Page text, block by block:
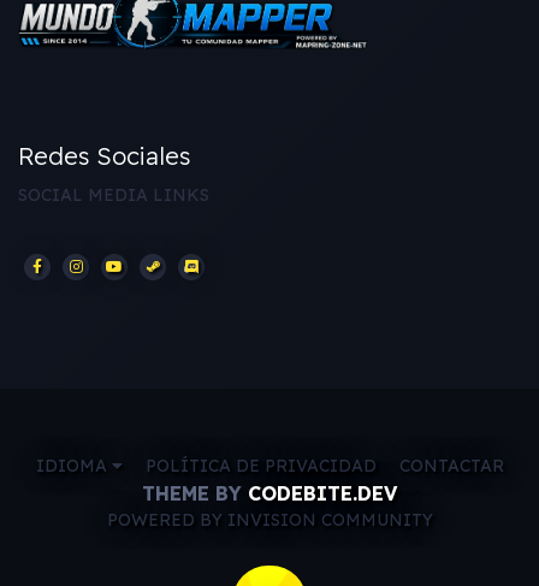
Redes Sociales
SOCIAL MEDIA LINKS
IDIOMA POLÍTICA DE PRIVACIDAD CONTACTAR
THEME BY CODEBITE.DEV
POWERED BY INVISION COMMUNITY